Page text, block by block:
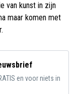
van kunst in zijn
maar komen met
en voor niets in